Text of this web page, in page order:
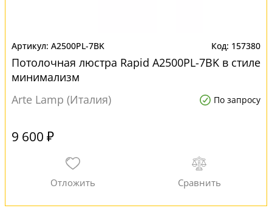
A2500PL-7BK 157380
Потолочная люстра Rapid A2500PL-7BK в стиле
минимализм
Arte Lamp (Италия)
По запросу
9 600 ₽